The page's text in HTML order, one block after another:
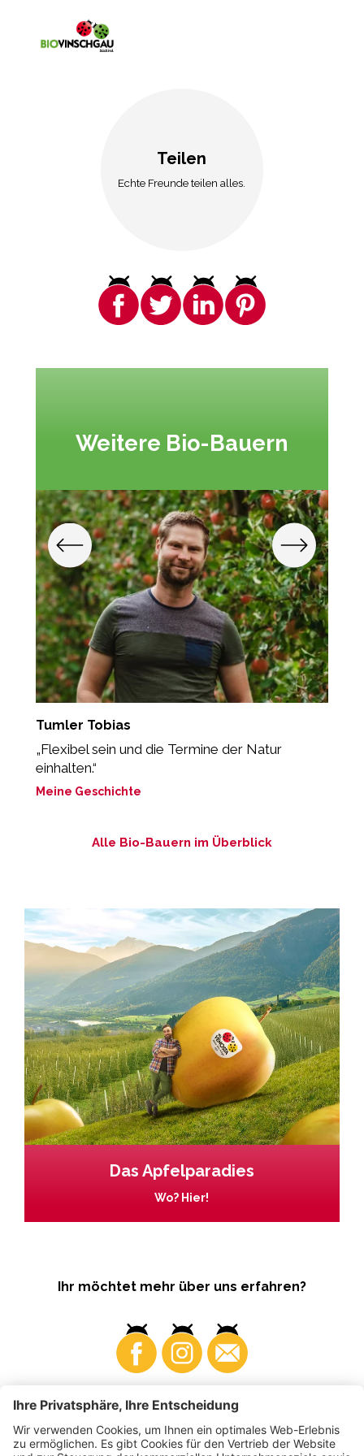
Teilen
Echte Freunde teilen alles.
Weitere Bio-Bauern
Tumler Tobias
„Flexibel sein und die Termine der Natur
einhalten.“
Meine Geschichte
Alle Bio-Bauern im Überblick
Das Apfelparadies
Wo? Hier!
Ihr möchtet mehr über uns erfahren?
Business Produzenten